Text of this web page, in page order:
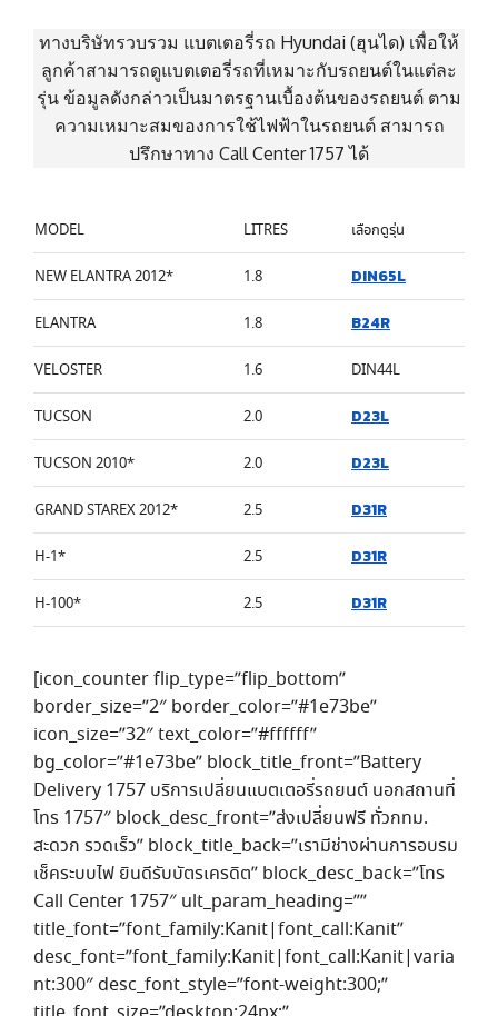
ทางบริษัทรวบรวม แบตเตอรี่รถ Hyundai (ฮุนได) เพื่อให้
ลูกค้าสามารถดูแบตเตอรี่รถที่เหมาะกับรถยนต์ในแต่ละ
รุ่น ข้อมูลดังกล่าวเป็นมาตรฐานเบื้องต้นของรถยนต์ ตาม
ความเหมาะสมของการใช้ไฟฟ้าในรถยนต์ สามารถ
ปรึกษาทาง Call Center 1757 ได้
MODEL LITRES เลือกดูรุ่น
NEW ELANTRA 2012* 1.8 DIN65L
ELANTRA 1.8 B24R
VELOSTER 1.6 DIN44L
TUCSON 2.0 D23L
TUCSON 2010* 2.0 D23L
GRAND STAREX 2012* 2.5 D31R
H-1* 2.5 D31R
H-100* 2.5 D31R
[icon_counter flip_type=”flip_bottom”
border_size=”2″ border_color=”#1e73be”
icon_size=”32″ text_color=”#ffffff”
bg_color=”#1e73be” block_title_front=”Battery
Delivery 1757 บริการเปลี่ยนแบตเตอรี่รถยนต์ นอกสถานที่
โทร 1757″ block_desc_front=”ส่งเปลี่ยนฟรี ทั่วกทม.
สะดวก รวดเร็ว” block_title_back=”เรามีช่างผ่านการอบรม
เช็คระบบไฟ ยินดีรับบัตรเครดิต” block_desc_back=”โทร
Call Center 1757″ ult_param_heading=””
title_font=”font_family:Kanit|font_call:Kanit”
desc_font=”font_family:Kanit|font_call:Kanit|varia
nt:300″ desc_font_style=”font-weight:300;”